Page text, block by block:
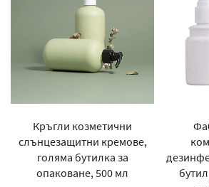
Фабрична мила и
компактна пяна за
дезинфекциране на ръцете,
бутилка с помпа, 80 мл,
за